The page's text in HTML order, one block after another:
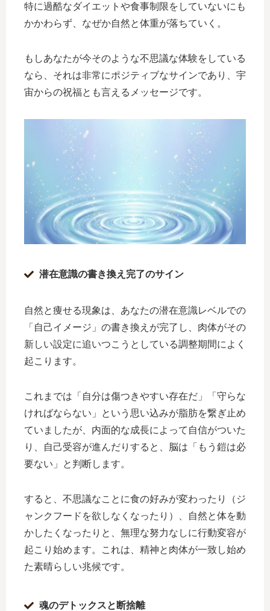
特に過酷なダイエットや食事制限をしていないにも
かかわらず、なぜか自然と体重が落ちていく。
もしあなたが今そのような不思議な体験をしている
なら、それは非常にポジティブなサインであり、宇
宙からの祝福とも言えるメッセージです。
潜在意識の書き換え完了のサイン
自然と痩せる現象は、あなたの潜在意識レベルでの
「自己イメージ」の書き換えが完了し、肉体がその
新しい設定に追いつこうとしている調整期間によく
起こります。
これまでは「自分は傷つきやすい存在だ」「守らな
ければならない」という思い込みが脂肪を繋ぎ止め
ていましたが、内面的な成長によって自信がついた
り、自己受容が進んだりすると、脳は「もう鎧は必
要ない」と判断します。
すると、不思議なことに食の好みが変わったり（ジ
ャンクフードを欲しなくなったり）、自然と体を動
かしたくなったりと、無理な努力なしに行動変容が
起こり始めます。これは、精神と肉体が一致し始め
た素晴らしい兆候です。
魂のデトックスと断捨離